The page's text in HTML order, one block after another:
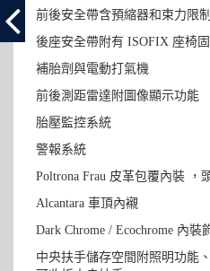
前後安全帶含預縮器和束力限
後座安全帶附有 ISOFIX 座椅
補胎劑與電動打氣機
前後測距雷達附圖像顯示功能
胎壓監控系統
警報系統
Poltrona Frau 皮革包覆內裝 ，
Alcantara 車頂內襯
Dark Chrome / Ecochrome 內裝
中央扶手儲存空間附照明功能